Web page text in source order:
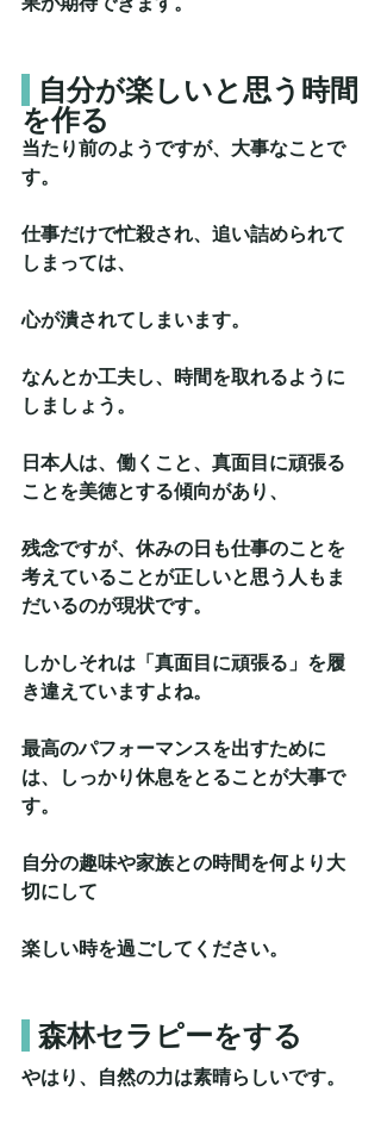
自分が楽しいと思う時間
を作る
当たり前のようですが、大事なことで
す。
仕事だけで忙殺され、追い詰められて
しまっては、
心が潰されてしまいます。
なんとか工夫し、時間を取れるように
しましょう。
日本人は、働くこと、真面目に頑張る
ことを美徳とする傾向があり、
残念ですが、休みの日も仕事のことを
考えていることが正しいと思う人もま
だいるのが現状です。
しかしそれは「真面目に頑張る」を履
き違えていますよね。
最高のパフォーマンスを出すために
は、しっかり休息をとることが大事で
す。
自分の趣味や家族との時間を何より大
切にして
楽しい時を過ごしてください。
森林セラピーをする
やはり、自然の力は素晴らしいです。